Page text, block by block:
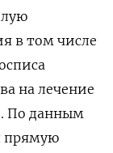
в том числе
на лечение
По данным
прямую